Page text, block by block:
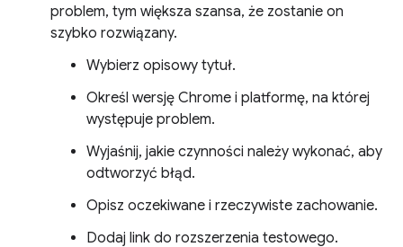
problem, tym większa szansa, że zostanie on
szybko rozwiązany.
Wybierz opisowy tytuł.
Określ wersję Chrome i platformę, na której
występuje problem.
Wyjaśnij, jakie czynności należy wykonać, aby
odtworzyć błąd.
Opisz oczekiwane i rzeczywiste zachowanie.
Dodaj link do rozszerzenia testowego.